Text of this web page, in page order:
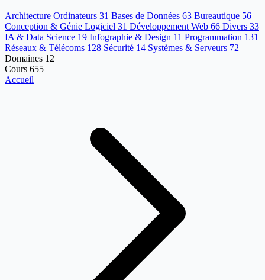
Architecture Ordinateurs 31 Bases de Données 63 Bureautique 56
Conception & Génie Logiciel 31 Développement Web 66 Divers 33
IA & Data Science 19 Infographie & Design 11 Programmation 131
Réseaux & Télécoms 128 Sécurité 14 Systèmes & Serveurs 72
Domaines 12
Cours 655
Accueil